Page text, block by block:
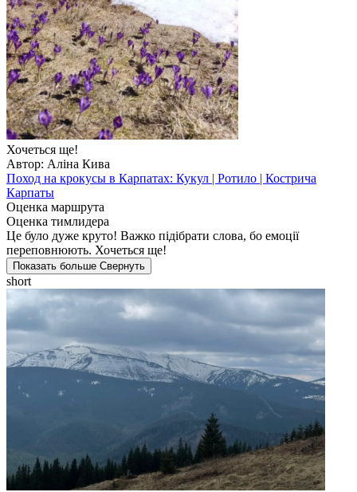
Хочеться ще!
Автор: Аліна Кива
Поход на крокусы в Карпатах: Кукул | Ротило | Кострича
Карпаты
Оценка маршрута
Оценка тимлидера
Це було дуже круто! Важко підібрати слова, бо емоції
переповнюють. Хочеться ще!
Показать больше Свернуть
short